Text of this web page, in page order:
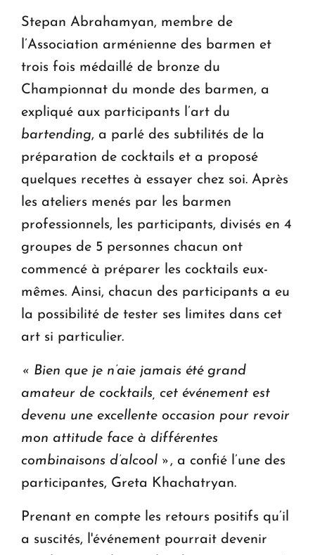
Stepan Abrahamyan, membre de
l’Association arménienne des barmen et
trois fois médaillé de bronze du
Championnat du monde des barmen, a
expliqué aux participants l’art du
bartending, a parlé des subtilités de la
préparation de cocktails et a proposé
quelques recettes à essayer chez soi. Après
les ateliers menés par les barmen
professionnels, les participants, divisés en 4
groupes de 5 personnes chacun ont
commencé à préparer les cocktails eux-
mêmes. Ainsi, chacun des participants a eu
la possibilité de tester ses limites dans cet
art si particulier.
« Bien que je n’aie jamais été grand
amateur de cocktails, cet événement est
devenu une excellente occasion pour revoir
mon attitude face à différentes
combinaisons d’alcool », a confié l’une des
participantes, Greta Khachatryan.
Prenant en compte les retours positifs qu’il
a suscités, l'événement pourrait devenir